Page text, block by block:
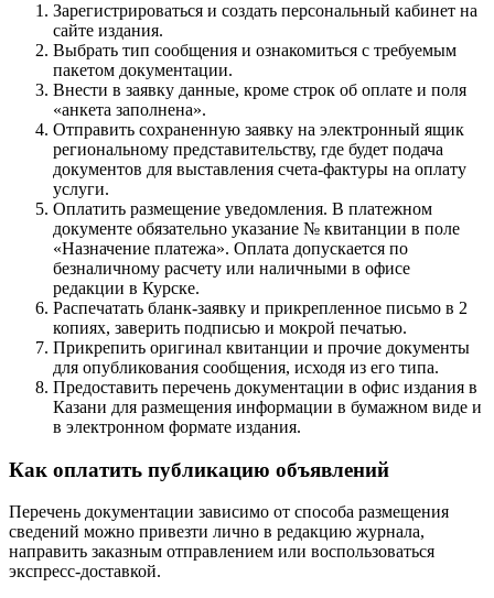
Зарегистрироваться и создать персональный кабинет на
сайте издания.
Выбрать тип сообщения и ознакомиться с требуемым
пакетом документации.
Внести в заявку данные, кроме строк об оплате и поля
«анкета заполнена».
Отправить сохраненную заявку на электронный ящик
региональному представительству, где будет подача
документов для выставления счета-фактуры на оплату
услуги.
Оплатить размещение уведомления. В платежном
документе обязательно указание № квитанции в поле
«Назначение платежа». Оплата допускается по
безналичному расчету или наличными в офисе
редакции в Курске.
Распечатать бланк-заявку и прикрепленное письмо в 2
копиях, заверить подписью и мокрой печатью.
Прикрепить оригинал квитанции и прочие документы
для опубликования сообщения, исходя из его типа.
Предоставить перечень документации в офис издания в
Казани для размещения информации в бумажном виде и
в электронном формате издания.
Как оплатить публикацию объявлений
Перечень документации зависимо от способа размещения
сведений можно привезти лично в редакцию журнала,
направить заказным отправлением или воспользоваться
экспресс-доставкой.